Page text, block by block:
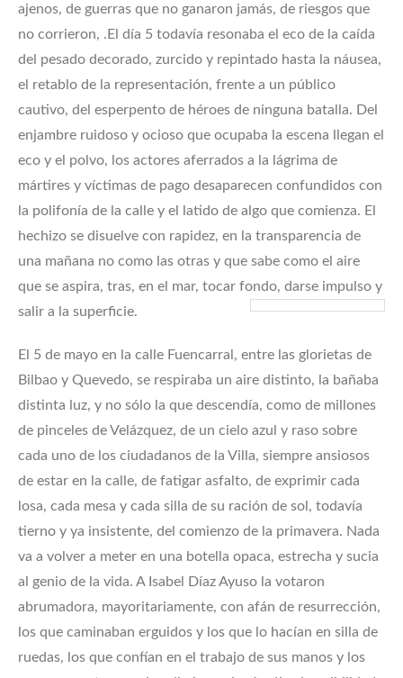
ajenos, de guerras que no ganaron jamás, de riesgos que
no corrieron, .El día 5 todavía resonaba el eco de la caída
del pesado decorado, zurcido y repintado hasta la náusea,
el retablo de la representación, frente a un público
cautivo, del esperpento de héroes de ninguna batalla. Del
enjambre ruidoso y ocioso que ocupaba la escena llegan el
eco y el polvo, los actores aferrados a la lágrima de
mártires y víctimas de pago desaparecen confundidos con
la polifonía de la calle y el latido de algo que comienza. El
hechizo se disuelve con rapidez, en la transparencia de
una mañana no como las otras y que sabe como el aire
que se aspira, tras, en el mar, tocar fondo, darse impulso y
salir a la superficie.
El 5 de mayo en la calle Fuencarral, entre las glorietas de
Bilbao y Quevedo, se respiraba un aire distinto, la bañaba
distinta luz, y no sólo la que descendía, como de millones
de pinceles de Velázquez, de un cielo azul y raso sobre
cada uno de los ciudadanos de la Villa, siempre ansiosos
de estar en la calle, de fatigar asfalto, de exprimir cada
losa, cada mesa y cada silla de su ración de sol, todavía
tierno y ya insistente, del comienzo de la primavera. Nada
va a volver a meter en una botella opaca, estrecha y sucia
al genio de la vida. A Isabel Díaz Ayuso la votaron
abrumadora, mayoritariamente, con afán de resurrección,
los que caminaban erguidos y los que lo hacían en silla de
ruedas, los que confían en el trabajo de sus manos y los